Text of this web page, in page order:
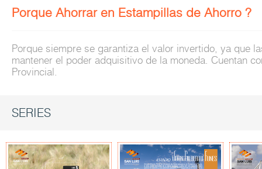
Porque Ahorrar en Estampillas de Ahorro ?
Porque siempre se garantiza el valor invertido, ya que
mantener el poder adquisitivo de la moneda. Cuentan
Provincial.
SERIES